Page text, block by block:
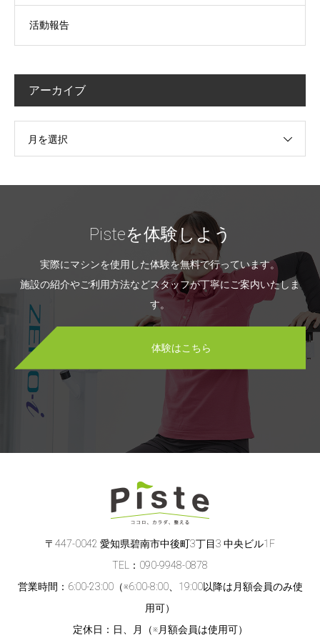
活動報告
アーカイブ
月を選択
Pisteを体験しよう
実際にマシンを使用した体験を無料で行っています。
施設の紹介やご利用方法などスタッフが丁寧にご案内いたしま
す。
体験はこちら
〒447-0042 愛知県碧南市中後町3丁目3 中央ビル1F
TEL：090-9948-0878
営業時間：6:00-23:00（※6:00-8:00、19:00以降は月額会員のみ使
用可）
定休日：日、月（※月額会員は使用可）